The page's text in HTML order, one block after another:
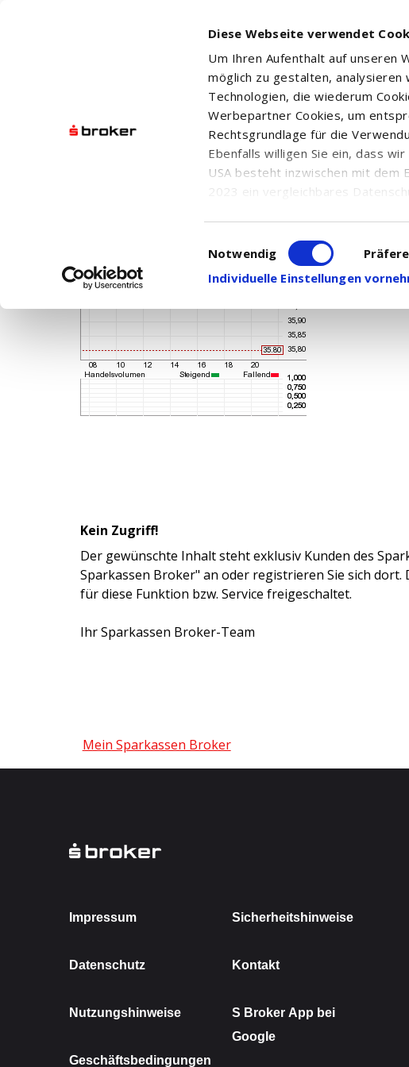
Diese Webseite verwendet
Um Ihren Aufenthalt auf unseren
möglich zu gestalten,
Technologien, die wiederum
Werbepartner Cookies, um
Rechtsgrundlage für die
Ebenfalls willigen Sie ein, dass
USA besteht inzwischen mit dem
2023 ein vergleichbares
in den USA, finden Sie auf
Einwilligung auch jederzeit
Einwilligungsauswahl
Notwendig
Individuelle Einstellungen
Kein Zugriff!
Der gewünschte Inhalt steht exklusiv Kunden des
Sparkassen Broker" an oder registrieren Sie sich
für diese Funktion bzw. Service freigeschaltet.
Ihr Sparkassen Broker-Team
Mein Sparkassen Broker